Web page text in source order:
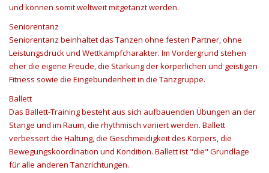
und können somit weltweit mitgetanzt werden.
Seniorentanz
Seniorentanz beinhaltet das Tanzen ohne festen Partner, ohne
Leistungsdruck und Wettkampfcharakter. Im Vordergrund stehen
eher die eigene Freude, die Stärkung der körperlichen und geistigen
Fitness sowie die Eingebundenheit in die Tanzgruppe.
Ballett
Das Ballett-Training besteht aus sich aufbauenden Übungen an der
Stange und im Raum, die rhythmisch variiert werden. Ballett
verbessert die Haltung, die Geschmeidigkeit des Körpers, die
Bewegungskoordination und Kondition. Ballett ist "die" Grundlage
für alle anderen Tanzrichtungen.